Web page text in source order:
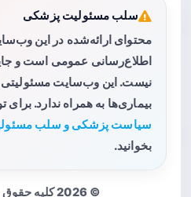
سلب مسئولیت پزشکی
محتوای ارائه‌شده در این
اطلاع‌رسانی عمومی است و
نیست. این وب‌سایت مسئولیتی
بیماری‌ها به همراه ندارد.
سیاست پزشکی و سلب
بخوانید.
© 2026 کلیه حقوق محفوظ است.